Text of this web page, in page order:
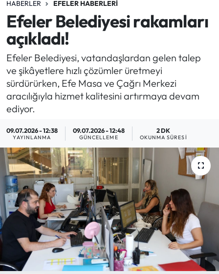
HABERLER EFELER HABERLERI
Efeler Belediyesi rakamları
açıkladı!
Efeler Belediyesi, vatandaşlardan gelen talep
ve şikâyetlere hızlı çözümler üretmeyi
sürdürürken, Efe Masa ve Çağrı Merkezi
aracılığıyla hizmet kalitesini artırmaya devam
ediyor.
09.07.2026 - 12:38
YAYINLANMA
09.07.2026 - 12:48
GÜNCELLEME
2 DK
OKUNMA SÜRESI
EĞİTİM
EKONOMİ
GÜNCEL
GÜNDEM
MAGAZİN
SAĞLIK
SİYASET
SPOR
TARIM
TURİZM
YAŞAM
Süper Lig Puan Durumu ve Fikstür
Tüm Manşetler
Son Dakika Haberleri
Haber Arşivi